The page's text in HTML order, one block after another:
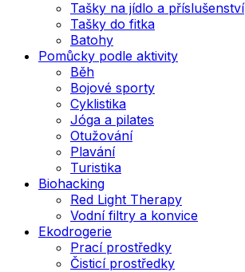
Tašky na jídlo a příslušenství
Tašky do fitka
Batohy
Pomůcky podle aktivity
Běh
Bojové sporty
Cyklistika
Jóga a pilates
Otužování
Plavání
Turistika
Biohacking
Red Light Therapy
Vodní filtry a konvice
Ekodrogerie
Prací prostředky
Čisticí prostředky